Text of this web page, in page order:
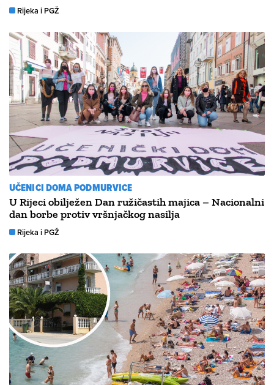
Rijeka i PGŽ
UČENICI DOMA PODMURVICE
U Rijeci obilježen Dan ružičastih majica – Nacionalni
dan borbe protiv vršnjačkog nasilja
Rijeka i PGŽ